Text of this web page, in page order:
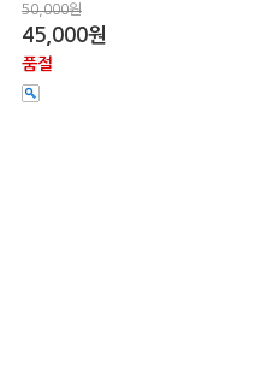
50,000원
45,000원
품절